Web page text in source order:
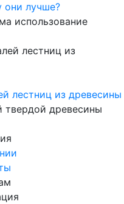
они лучше?
использование
лестниц из древесины
твердой древесины